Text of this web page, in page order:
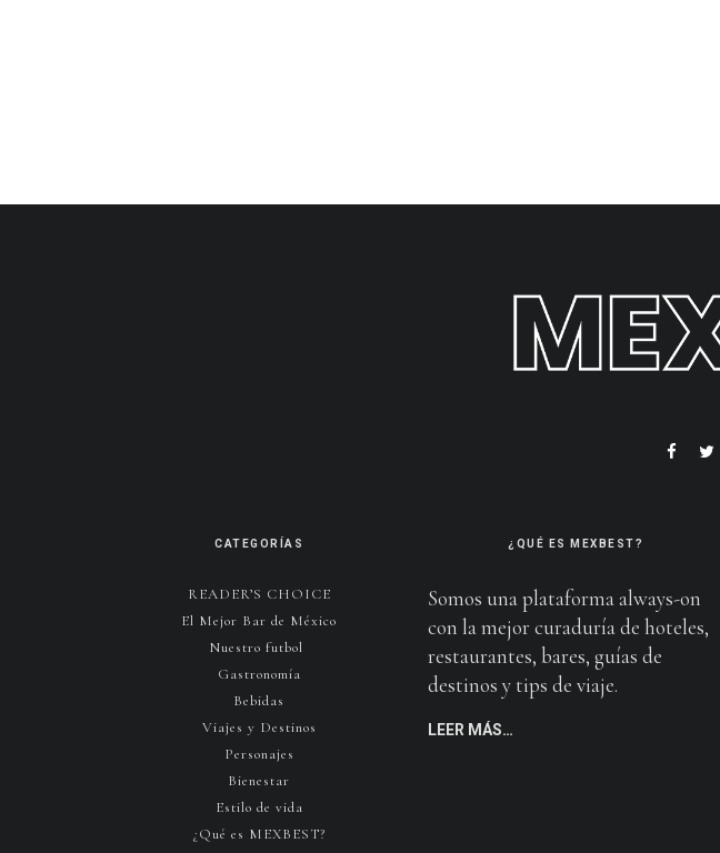
CATEGORÍAS
READER’S CHOICE
El Mejor Bar de México
Nuestro futbol
Gastronomía
Bebidas
Viajes y Destinos
Personajes
Bienestar
Estilo de vida
¿Qué es MEXBEST?
¿QUÉ ES MEXBEST?
Somos una plataforma always-on
con la mejor curaduría de hoteles,
restaurantes, bares, guías de
destinos y tips de viaje.
LEER MÁS…